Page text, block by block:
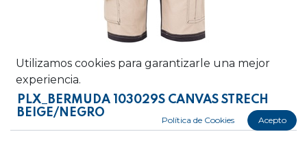
PLX_BERMUDA 103029S CANVAS STRECH
BEIGE/NEGRO
Utilizamos cookies para garantizarle una mejor
experiencia.
Política de Cookies Acepto